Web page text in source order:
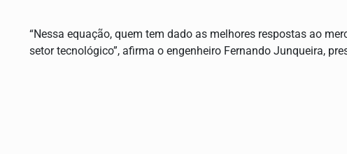
“Nessa equação, quem tem dado as melhores respostas ao
setor tecnológico”, afirma o engenheiro Fernando Junqueira,